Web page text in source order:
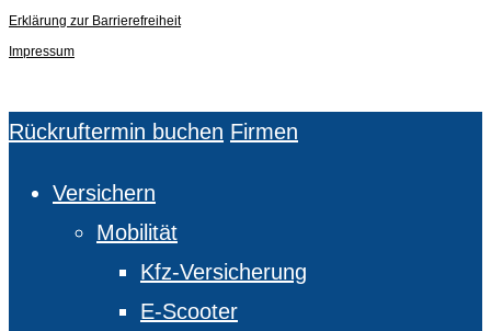
Erklärung zur Barrierefreiheit
Impressum
Close
Rückruftermin buchen Firmen
Versichern
Mobilität
Kfz-Versicherung
E-Scooter